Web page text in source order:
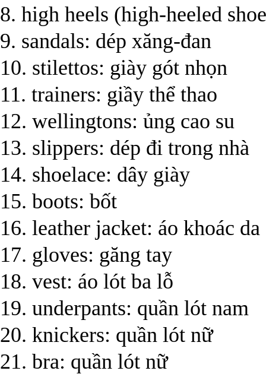
8. high heels (high-heeled
9. sandals: dép xăng-đan
10. stilettos: giày gót nhọn
11. trainers: giầy thể thao
12. wellingtons: ủng cao su
13. slippers: dép đi trong nhà
14. shoelace: dây giày
15. boots: bốt
16. leather jacket: áo khoác da
17. gloves: găng tay
18. vest: áo lót ba lỗ
19. underpants: quần lót nam
20. knickers: quần lót nữ
21. bra: quần lót nữ